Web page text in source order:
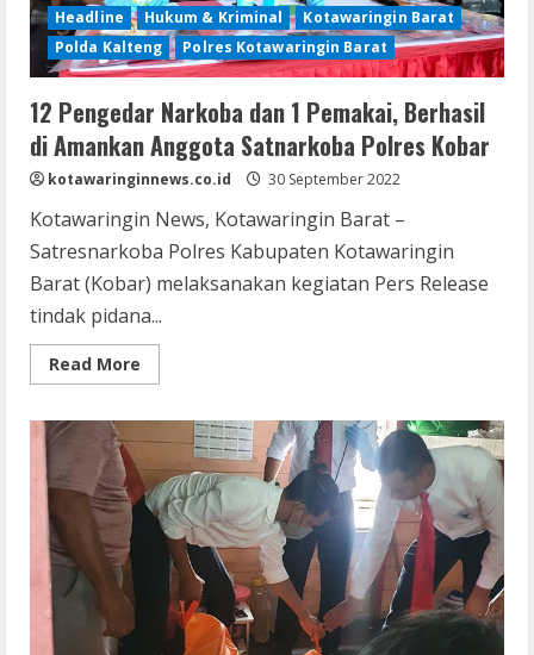
Headline Hukum & Kriminal
Kotawaringin Barat
Polda Kalteng
Polres Kotawaringin Barat
12 Pengedar Narkoba dan 1 Pemakai, Berhasil
di Amankan Anggota Satnarkoba Polres Kobar
kotawaringinnews.co.id 30 September 2022
Kotawaringin News, Kotawaringin Barat –
Satresnarkoba Polres Kabupaten Kotawaringin
Barat (Kobar) melaksanakan kegiatan Pers Release
tindak pidana...
Read More
more
Pengedar
Narkoba
1
Pemakai,
Berhasil
Amankan
Anggota
Satnarkoba
Polres
Kobar